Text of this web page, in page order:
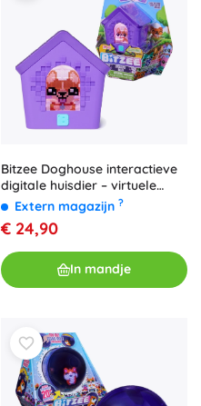
Bitzee Doghouse interactieve
digitale huisdier – virtuele
puppy’s in een huisje
Extern magazijn ?
€ 24,90
In mandje